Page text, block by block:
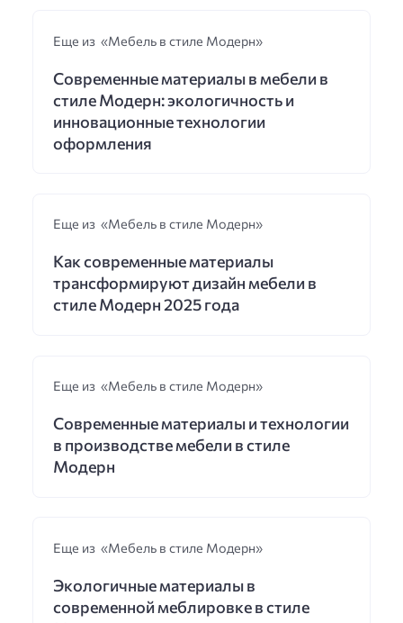
Еще из «Мебель в стиле Модерн»
Современные материалы в мебели в
стиле Модерн: экологичность и
инновационные технологии
оформления
Еще из «Мебель в стиле Модерн»
Как современные материалы
трансформируют дизайн мебели в
стиле Модерн 2025 года
Еще из «Мебель в стиле Модерн»
Современные материалы и технологии
в производстве мебели в стиле
Модерн
Еще из «Мебель в стиле Модерн»
Экологичные материалы в
современной меблировке в стиле